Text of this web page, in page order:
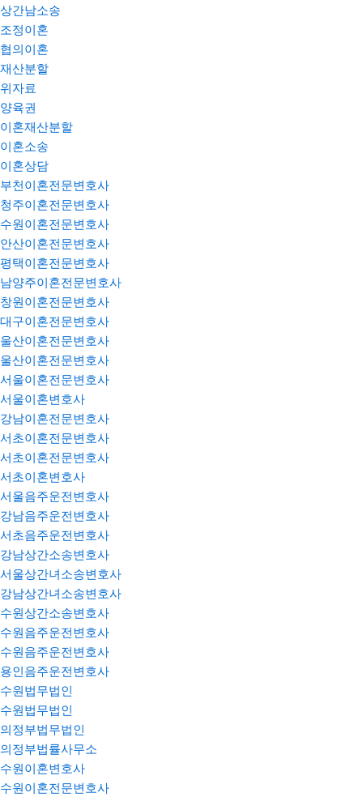
상간남소송
조정이혼
협의이혼
재산분할
위자료
양육권
이혼재산분할
이혼소송
이혼상담
부천이혼전문변호사
청주이혼전문변호사
수원이혼전문변호사
안산이혼전문변호사
평택이혼전문변호사
남양주이혼전문변호사
창원이혼전문변호사
대구이혼전문변호사
울산이혼전문변호사
울산이혼전문변호사
서울이혼전문변호사
서울이혼변호사
강남이혼전문변호사
서초이혼전문변호사
서초이혼전문변호사
서초이혼변호사
서울음주운전변호사
강남음주운전변호사
서초음주운전변호사
강남상간소송변호사
서울상간녀소송변호사
강남상간녀소송변호사
수원상간소송변호사
수원음주운전변호사
수원음주운전변호사
용인음주운전변호사
수원법무법인
수원법무법인
의정부법무법인
의정부법률사무소
수원이혼변호사
수원이혼전문변호사